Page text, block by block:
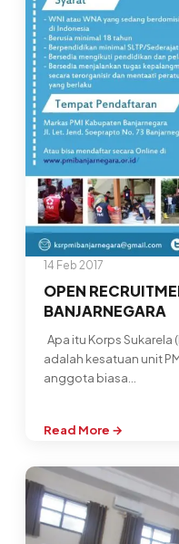
14 Feb 2017
OPEN
BANJARNEGARA
Apa itu Korps Sukarela
adalah kesatuan unit
anggota biasa…
Read More →
:
RECRUITMENT
KSR
PMI
KABUPATEN